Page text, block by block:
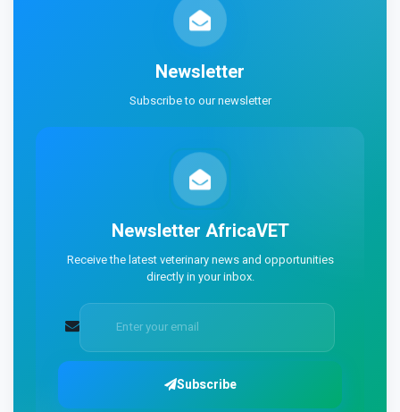
Newsletter
Subscribe to our newsletter
Newsletter AfricaVET
Receive the latest veterinary news and opportunities
directly in your inbox.
Subscribe